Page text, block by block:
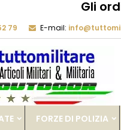
Gli
79 E-mail:
FORZE DI POLIZIA